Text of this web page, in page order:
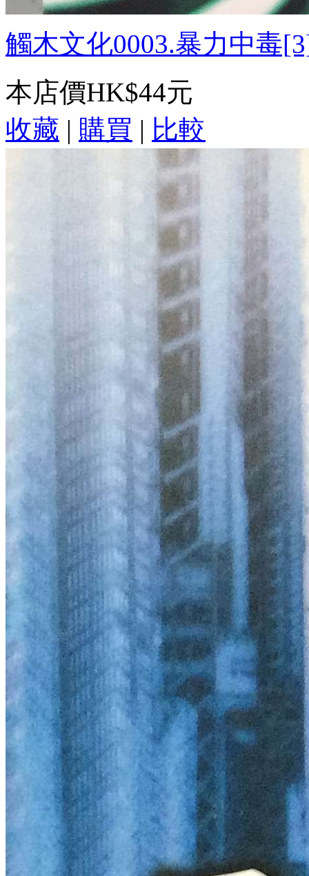
觸木文化0003.暴力中毒
本店價HK$44元
收藏 | 購買 | 比較